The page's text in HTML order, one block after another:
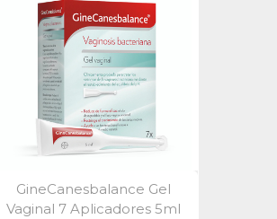
Vista Rápida
GineCanesbalance Gel
Vaginal 7 Aplicadores 5ml